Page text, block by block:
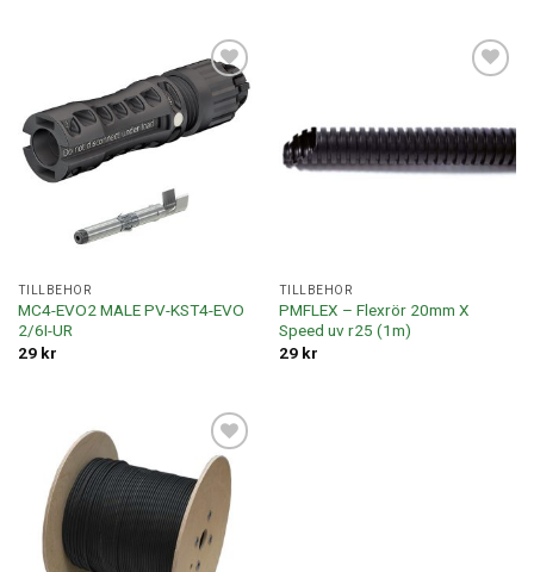
Lägg till i
offertlista
TILLBEHÖR
MC4-EVO2 MALE PV-KST4-EVO
2/6I-UR
29 kr
TILLBEHÖR
PMFLEX – Flexrör 20mm X
Speed uv r25 (1m)
29 kr
Lägg till i
offertlista